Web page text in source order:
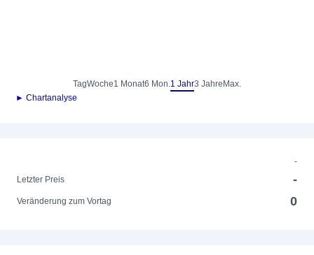
TagWoche1 Monat6 Mon.1 Jahr3 Jahre Max.
► Chartanalyse
-
Letzter Preis
-
Veränderung zum Vortag 0